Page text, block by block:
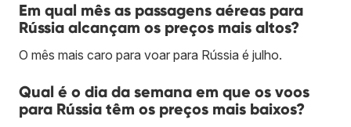
Em qual mês as passagens aéreas para
Rússia alcançam os preços mais altos?
O mês mais caro para voar para Rússia é julho.
Qual é o dia da semana em que os voos
para Rússia têm os preços mais baixos?